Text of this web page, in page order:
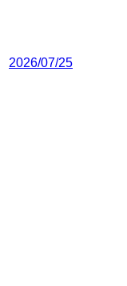
2026/07/25